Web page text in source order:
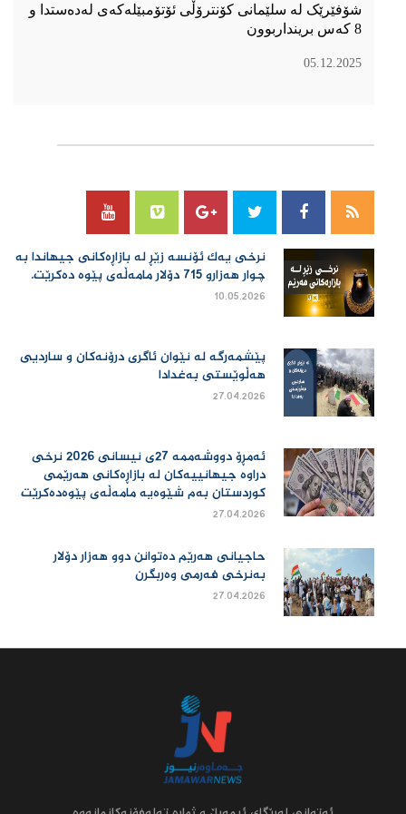
شۆفێرێک لە سلێمانی کۆنترۆڵی ئۆتۆمبێلەکەی لەدەستدا و
8 کەس برینداربوون
05.12.2025
نرخی یەك ئۆنسە زێڕ لە بازاڕەكانی جیهاندا بە
چوار هەزارو 715 دۆلار مامەڵەی پێوە دەكرێت.
10.05.2026
پێشمەرگە لە نێوان ئاگری درۆنەکان و ساردیی
هەڵوێستی بەغدادا
27.04.2026
ئەمڕۆ دووشەممە 27ی نیسانی 2026 نرخی
دراوە جیهانییەكان لە بازاڕەكانی هەرێمی
كوردستان بەم شێوەیە مامەڵەی پێوەدەكرێت
27.04.2026
حاجیانی هەرێم دەتوانن دوو هەزار دۆلار
بەنرخی فەرمی وەربگرن
27.04.2026